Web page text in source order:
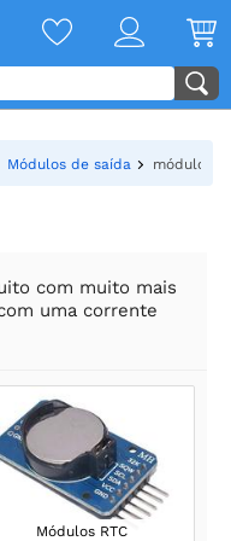
Módulos de saída módulos
com muito mais
uma corrente
Módulos RTC